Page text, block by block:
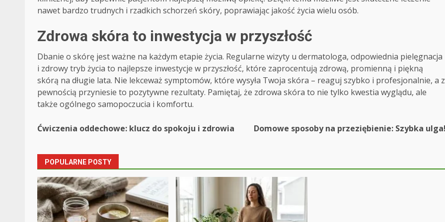
nawet bardzo trudnych i rzadkich schorzeń skóry, poprawiając jakość życia wielu osób.
Zdrowa skóra to inwestycja w przyszłość
Dbanie o skórę jest ważne na każdym etapie życia. Regularne wizyty u dermatologa, odpowiednia pielęgnacja
i zdrowy tryb życia to najlepsze inwestycje w przyszłość, które zaprocentują zdrową, promienną i piękną
skórą na długie lata. Nie lekceważ symptomów, które wysyła Twoja skóra – reaguj szybko i profesjonalnie, a z
pewnością przyniesie to pozytywne rezultaty. Pamiętaj, że zdrowa skóra to nie tylko kwestia wyglądu, ale
także ogólnego samopoczucia i komfortu.
Post
navigation
Ćwiczenia oddechowe: klucz do spokoju i zdrowia Domowe sposoby na przeziębienie: Szybka
POPULARNE POSTY